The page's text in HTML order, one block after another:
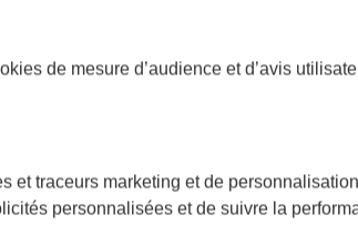
de mesure d’audience et d’avis
et traceurs marketing et de
personnalisées et de suivre la